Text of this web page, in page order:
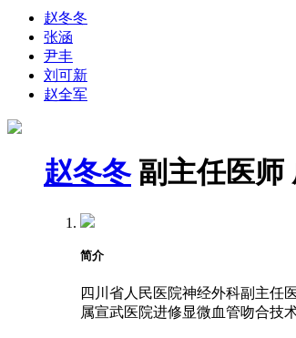
赵冬冬
张涵
尹丰
刘可新
赵全军
赵冬冬 副主任医师
简介
四川省人民医院神经外科副主任
属宣武医院进修显微血管吻合技